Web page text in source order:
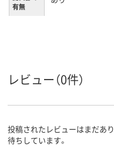
有無
質量 1.24Kg
レビュー（0件）
投稿されたレビューはまだあ
待ちしています。